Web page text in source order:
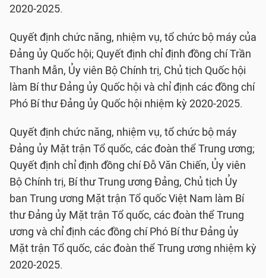
2020-2025.
Quyết định chức năng, nhiệm vụ, tổ chức bộ máy của
Đảng ủy Quốc hội; Quyết định chỉ định đồng chí Trần
Thanh Mẫn, Ủy viên Bộ Chính trị, Chủ tịch Quốc hội
làm Bí thư Đảng ủy Quốc hội và chỉ định các đồng chí
Phó Bí thư Đảng ủy Quốc hội nhiệm kỳ 2020-2025.
Quyết định chức năng, nhiệm vụ, tổ chức bộ máy
Đảng ủy Mặt trận Tổ quốc, các đoàn thể Trung ương;
Quyết định chỉ định đồng chí Đỗ Văn Chiến, Ủy viên
Bộ Chính trị, Bí thư Trung ương Đảng, Chủ tịch Ủy
ban Trung ương Mặt trận Tổ quốc Việt Nam làm Bí
thư Đảng ủy Mặt trận Tổ quốc, các đoàn thể Trung
ương và chỉ định các đồng chí Phó Bí thư Đảng ủy
Mặt trận Tổ quốc, các đoàn thể Trung ương nhiệm kỳ
2020-2025.